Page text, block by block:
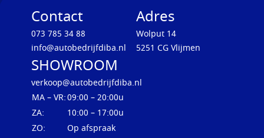
Contact
073 785 34 88
info@autobedrijfdiba.nl
Adres
Wolput 14
5251 CG Vlijmen
SHOWROOM
verkoop@autobedrijfdiba.nl
MA – VR:09:00 – 20:00u
ZA:
10:00 – 17:00u
ZO:
Op afspraak